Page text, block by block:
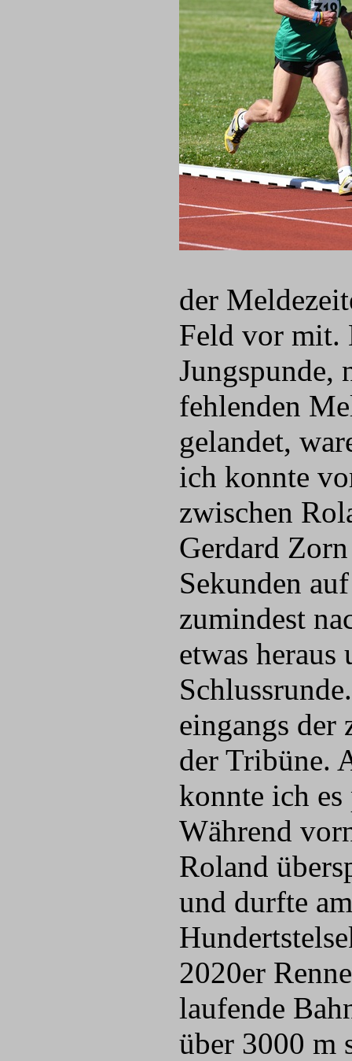
der
Feld vor mit.
Jungspunde,
fehlenden
gelandet,
ich konnte
zwischen
Gerdard
Sekunden
zumindest
etwas
eingangs
der Tribüne.
konnte ich es
Während
Roland
und durfte
2020er
laufende
über 3000 m